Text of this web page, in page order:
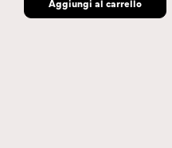
Aggiungi al carrello